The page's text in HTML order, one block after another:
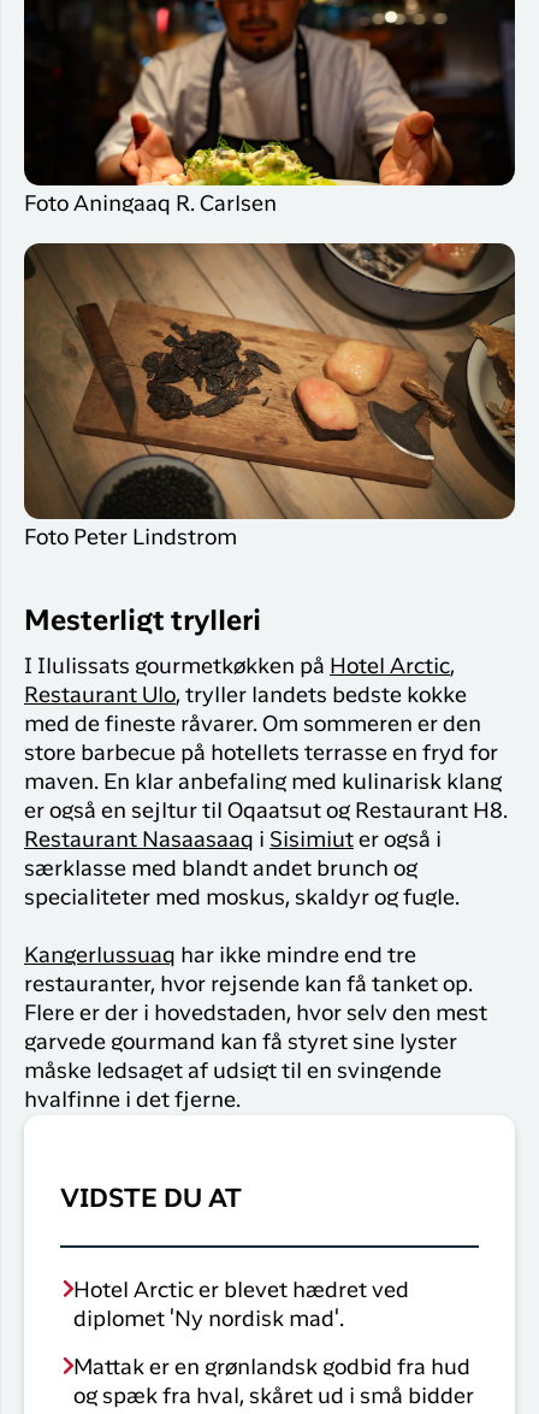
Foto Aningaaq R. Carlsen
Foto Peter Lindstrom
Mesterligt trylleri
I Ilulissats gourmetkøkken på Hotel Arctic,
Restaurant Ulo, tryller landets bedste kokke
med de fineste råvarer. Om sommeren er den
store barbecue på hotellets terrasse en fryd for
maven. En klar anbefaling med kulinarisk klang
er også en sejltur til Oqaatsut og Restaurant H8.
Restaurant Nasaasaaq i Sisimiut er også i
særklasse med blandt andet brunch og
specialiteter med moskus, skaldyr og fugle.
Kangerlussuaq har ikke mindre end tre
restauranter, hvor rejsende kan få tanket op.
Flere er der i hovedstaden, hvor selv den mest
garvede gourmand kan få styret sine lyster
måske ledsaget af udsigt til en svingende
hvalfinne i det fjerne.
VIDSTE DU AT
Hotel Arctic er blevet hædret ved
diplomet 'Ny nordisk mad'.
Mattak er en grønlandsk godbid fra hud
og spæk fra hval, skåret ud i små bidder